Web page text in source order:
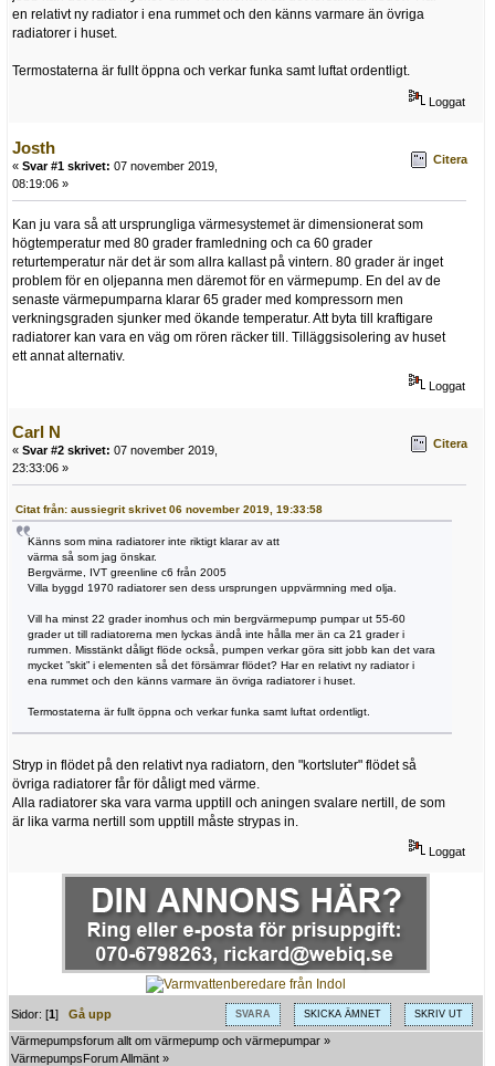
en relativt ny radiator i ena rummet och den känns varmare än övriga
radiatorer i huset.
Termostaterna är fullt öppna och verkar funka samt luftat ordentligt.
Loggat
Josth
« Svar #1 skrivet: 07 november 2019,
08:19:06 »
Citera
Kan ju vara så att ursprungliga värmesystemet är dimensionerat som
högtemperatur med 80 grader framledning och ca 60 grader
returtemperatur när det är som allra kallast på vintern. 80 grader är inget
problem för en oljepanna men däremot för en värmepump. En del av de
senaste värmepumparna klarar 65 grader med kompressorn men
verkningsgraden sjunker med ökande temperatur. Att byta till kraftigare
radiatorer kan vara en väg om rören räcker till. Tilläggsisolering av huset
ett annat alternativ.
Loggat
Carl N
« Svar #2 skrivet: 07 november 2019,
23:33:06 »
Citera
Citat från: aussiegrit skrivet 06 november 2019, 19:33:58
Känns som mina radiatorer inte riktigt klarar av att
värma så som jag önskar.
Bergvärme, IVT greenline c6 från 2005
Villa byggd 1970 radiatorer sen dess ursprungen uppvärmning med olja.
Vill ha minst 22 grader inomhus och min bergvärmepump pumpar ut 55-60
grader ut till radiatorerna men lyckas ändå inte hålla mer än ca 21 grader i
rummen. Misstänkt dåligt flöde också, pumpen verkar göra sitt jobb kan det vara
mycket ”skit” i elementen så det försämrar flödet? Har en relativt ny radiator i
ena rummet och den känns varmare än övriga radiatorer i huset.
Termostaterna är fullt öppna och verkar funka samt luftat ordentligt.
Stryp in flödet på den relativt nya radiatorn, den "kortsluter" flödet så
övriga radiatorer får för dåligt med värme.
Alla radiatorer ska vara varma upptill och aningen svalare nertill, de som
är lika varma nertill som upptill måste strypas in.
Loggat
SVARA SKICKA ÄMNET SKRIV UT
Sidor: [1]Gå upp
Värmepumpsforum allt om värmepump och värmepumpar »
VärmepumpsForum Allmänt »